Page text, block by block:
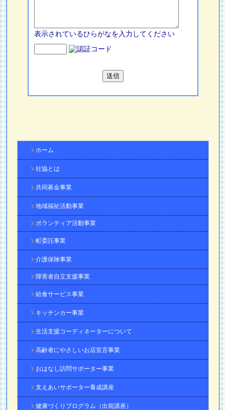
表示されているひらがなを入力してください
ホーム
社協とは
共同募金事業
地域福祉活動事業
ボランティア活動事業
町委託事業
介護保険事業
障害者自立支援事業
給食サービス事業
キッチンカー事業
生活支援コーディネーターについて
高齢者にやさしいお店宣言事業
おはなし訪問サポーター事業
支えあいサポーター養成講座
健康づくりプログラム（出前講座）